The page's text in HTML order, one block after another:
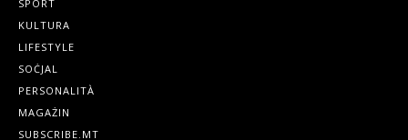
SPORT
KULTURA
LIFESTYLE
SOĊJAL
PERSONALITÀ
MAGAŻIN
SUBSCRIBE.MT